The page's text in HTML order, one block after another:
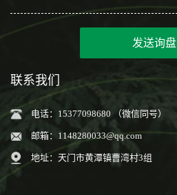
发送询盘
联系我们
电话：15377098680 （微信同号）
邮箱： 1148280033@qq.com
地址：天门市黄潭镇曹湾村3组